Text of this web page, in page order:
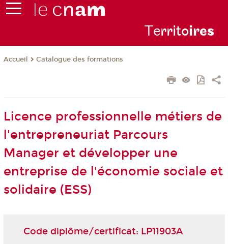
Territoires
Accueil Catalogue des formations
Licence professionnelle métiers de
l'entrepreneuriat Parcours
Manager et développer une
entreprise de l'économie sociale et
solidaire (ESS)
Code diplôme/certificat: LP11903A